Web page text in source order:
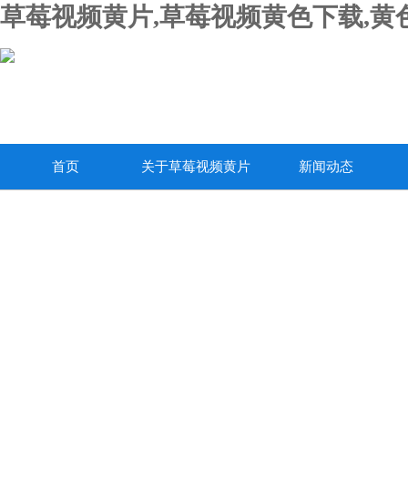
草莓视频黄片,草莓视频黄色下载,黄
首页 关于草莓视频黄片 新闻动态